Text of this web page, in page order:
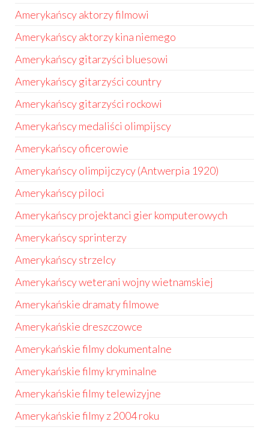
Amerykańscy aktorzy filmowi
Amerykańscy aktorzy kina niemego
Amerykańscy gitarzyści bluesowi
Amerykańscy gitarzyści country
Amerykańscy gitarzyści rockowi
Amerykańscy medaliści olimpijscy
Amerykańscy oficerowie
Amerykańscy olimpijczycy (Antwerpia 1920)
Amerykańscy piloci
Amerykańscy projektanci gier komputerowych
Amerykańscy sprinterzy
Amerykańscy strzelcy
Amerykańscy weterani wojny wietnamskiej
Amerykańskie dramaty filmowe
Amerykańskie dreszczowce
Amerykańskie filmy dokumentalne
Amerykańskie filmy kryminalne
Amerykańskie filmy telewizyjne
Amerykańskie filmy z 2004 roku